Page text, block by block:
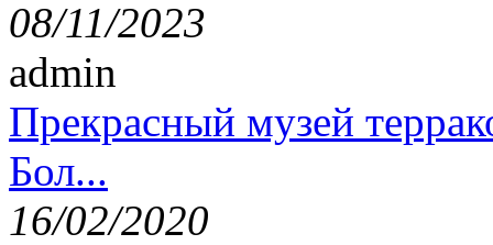
08/11/2023
admin
Прекрасный музей
Бол...
16/02/2020